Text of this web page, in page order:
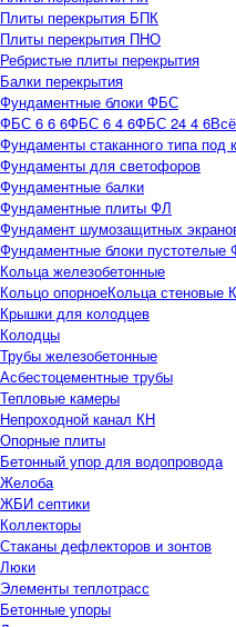
Плиты перекрытия БПК
Плиты перекрытия ПНО
Ребристые плиты перекрытия
Балки перекрытия
Фундаментные блоки ФБС
ФБС 6 6 6ФБС 6 4 6ФБС 24 4 6
Фундаменты стаканного типа под
Фундаменты для светофоров
Фундаментные балки
Фундаментные плиты ФЛ
Фундамент шумозащитных
Фундаментные блоки
Кольца железобетонные
Кольцо опорноеКольца стеновые
Крышки для колодцев
Колодцы
Трубы железобетонные
Асбестоцементные трубы
Тепловые камеры
Непроходной канал КН
Опорные плиты
Бетонный упор для водопровода
Желоба
ЖБИ септики
Коллекторы
Стаканы дефлекторов и зонтов
Люки
Элементы теплотрасс
Бетонные упоры